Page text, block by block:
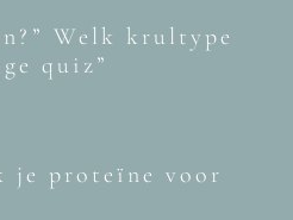
Welk krultype
quiz”
je proteïne voor